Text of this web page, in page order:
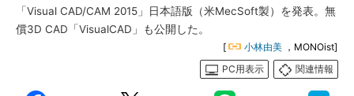
「Visual CAD/CAM 2015」日本語版（米MecSoft製）を発表。無
償3D CAD「VisualCAD」も公開した。
[ 小林由美 ，MONOist]
PC用表示
関連情報